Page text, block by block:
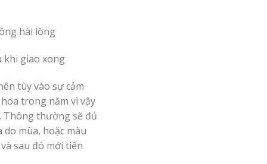
hài lòng
khi giao xong
tùy vào sự cảm
trong năm vì vậy
Thông thường sẽ đủ
mùa, hoặc màu
sau đó mới tiến